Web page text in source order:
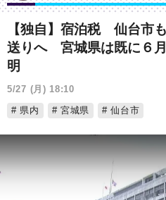
【独自】宿泊税 仙台市
送りへ 宮城県は既に６
明
5/27 (月) 18:10
県内
宮城県 仙台市